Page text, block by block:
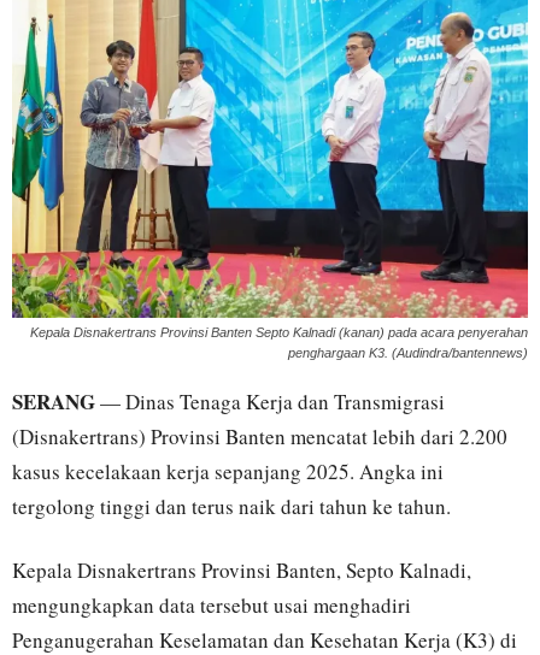
Kepala Disnakertrans Provinsi Banten Septo Kalnadi (kanan) pada acara penyerahan
penghargaan K3. (Audindra/bantennews)
SERANG— Dinas Tenaga Kerja dan Transmigrasi
(Disnakertrans) Provinsi Banten mencatat lebih dari 2.200
kasus kecelakaan kerja sepanjang 2025. Angka ini
tergolong tinggi dan terus naik dari tahun ke tahun.
Kepala Disnakertrans Provinsi Banten, Septo Kalnadi,
mengungkapkan data tersebut usai menghadiri
Penganugerahan Keselamatan dan Kesehatan Kerja (K3) di